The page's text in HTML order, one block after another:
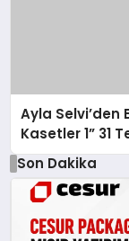
Ayla Selvi’den
Kasetler 1” 31
Son Dakika